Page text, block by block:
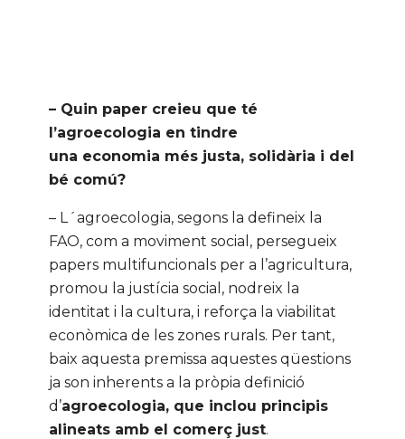
– Quin paper creieu que té
l’agroecologia en tindre
una economia més justa, solidària i del
bé comú?
– L´agroecologia, segons la defineix la
FAO, com a moviment social, persegueix
papers multifuncionals per a l’agricultura,
promou la justícia social, nodreix la
identitat i la cultura, i reforça la viabilitat
econòmica de les zones rurals. Per tant,
baix aquesta premissa aquestes qüestions
ja son inherents a la pròpia definició
d’agroecologia, que inclou principis
alineats amb el comerç just.